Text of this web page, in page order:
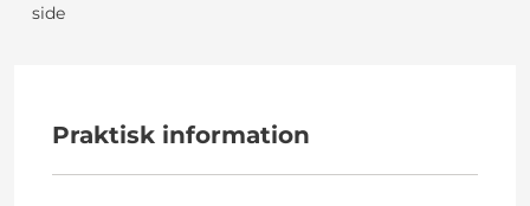
side
Praktisk information